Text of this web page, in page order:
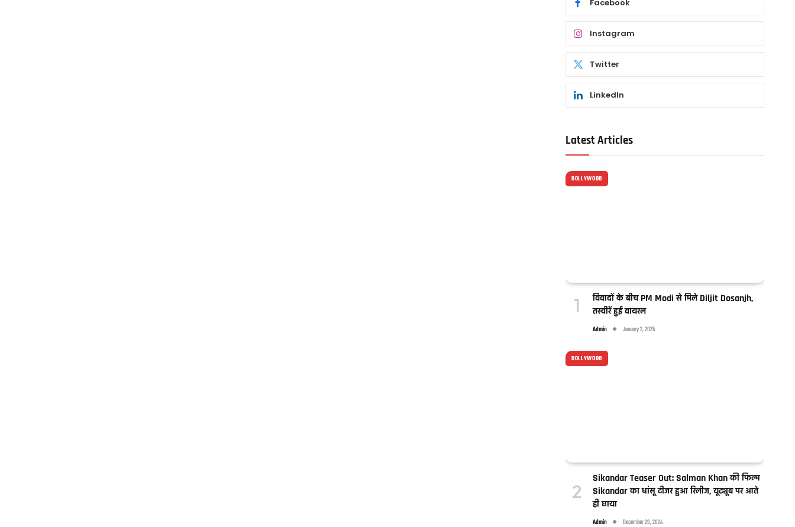
Facebook
Instagram
Twitter
LinkedIn
Latest Articles
BOLLYWOOD
विवादों के बीच PM Modi से मिले Diljit Dosanjh,
तस्वीरें हुईं वायरल
Admin January 2, 2025
BOLLYWOOD
Sikandar Teaser Out: Salman Khan की फिल्म
Sikandar का धांसू टीजर हुआ रिलीज, यूट्यूब पर आते
ही छाया
Admin December 29, 2024